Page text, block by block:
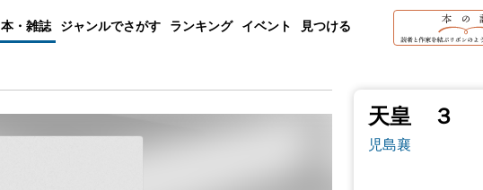
本・雑誌 ジャンルでさがす ランキング イベント 見つける
天皇 ３
児島襄